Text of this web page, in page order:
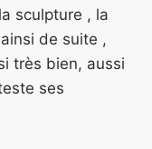
sculpture , la
de suite ,
très bien, aussi
ses